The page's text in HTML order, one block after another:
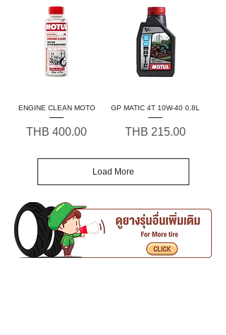
ENGINE CLEAN MOTO
Price
THB 400.00
GP MATIC 4T 10W-40 0.8L
Price
THB 215.00
Load More